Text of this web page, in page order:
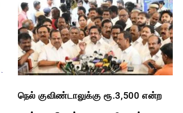
நெல் குவிண்டாலுக்கு ரூ.3,500 என்ற